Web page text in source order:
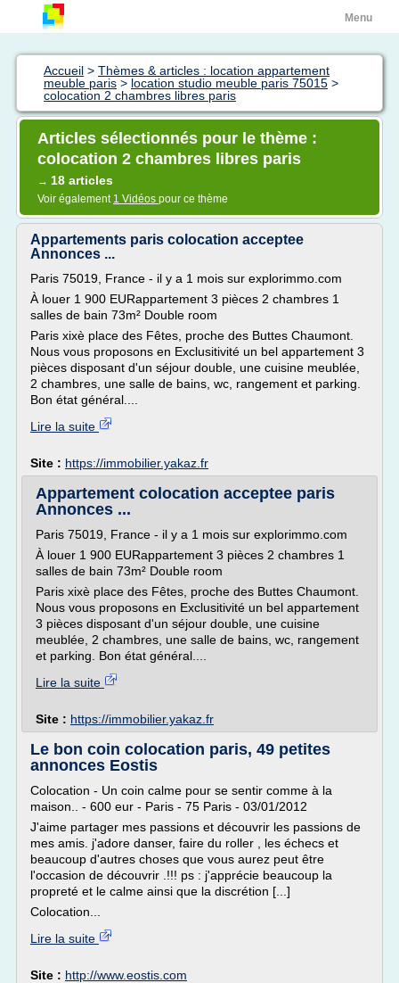
Menu
Accueil > Thèmes & articles : location appartement
meuble paris > location studio meuble paris 75015 >
colocation 2 chambres libres paris
Articles sélectionnés pour le thème :
colocation 2 chambres libres paris
→ 18 articles
Voir également 1 Vidéos pour ce thème
Appartements paris colocation acceptee
Annonces ...
Paris 75019, France - il y a 1 mois sur explorimmo.com
À louer 1 900 EURappartement 3 pièces 2 chambres 1
salles de bain 73m² Double room
Paris xixè place des Fêtes, proche des Buttes Chaumont.
Nous vous proposons en Exclusitivité un bel appartement 3
pièces disposant d'un séjour double, une cuisine meublée,
2 chambres, une salle de bains, wc, rangement et parking.
Bon état général....
Lire la suite
Site : https://immobilier.yakaz.fr
Appartement colocation acceptee paris
Annonces ...
Paris 75019, France - il y a 1 mois sur explorimmo.com
À louer 1 900 EURappartement 3 pièces 2 chambres 1
salles de bain 73m² Double room
Paris xixè place des Fêtes, proche des Buttes Chaumont.
Nous vous proposons en Exclusitivité un bel appartement
3 pièces disposant d'un séjour double, une cuisine
meublée, 2 chambres, une salle de bains, wc, rangement
et parking. Bon état général....
Lire la suite
Site : https://immobilier.yakaz.fr
Le bon coin colocation paris, 49 petites
annonces Eostis
Colocation - Un coin calme pour se sentir comme à la
maison.. - 600 eur - Paris - 75 Paris - 03/01/2012
J'aime partager mes passions et découvrir les passions de
mes amis. j'adore danser, faire du roller , les échecs et
beaucoup d'autres choses que vous aurez peut être
l'occasion de découvrir .!!! ps : j'apprécie beaucoup la
propreté et le calme ainsi que la discrétion [...]
Colocation...
Lire la suite
Site : http://www.eostis.com